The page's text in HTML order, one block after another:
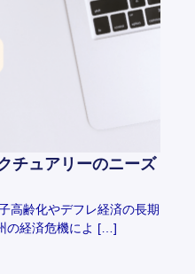
チュアリーのニーズ
高齢化やデフレ経済の長期
の経済危機によ […]